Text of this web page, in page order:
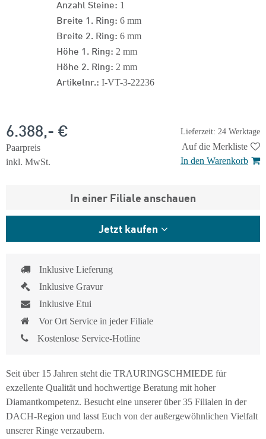
Anzahl Steine: 1
Breite 1. Ring: 6 mm
Breite 2. Ring: 6 mm
Höhe 1. Ring: 2 mm
Höhe 2. Ring: 2 mm
Artikelnr.: I-VT-3-22236
Lieferzeit: 24 Werktage
6.388,- €
Paarpreis
inkl. MwSt.
Auf die Merkliste
In den Warenkorb
In einer Filiale anschauen
Jetzt kaufen
Inklusive Lieferung
Inklusive Gravur
Inklusive Etui
Vor Ort Service in jeder Filiale
Kostenlose Service-Hotline
Seit über 15 Jahren steht die TRAURINGSCHMIEDE für
exzellente Qualität und hochwertige Beratung mit hoher
Diamantkompetenz. Besucht eine unserer über 35 Filialen in der
DACH-Region und lasst Euch von der außergewöhnlichen Vielfalt
unserer Ringe verzaubern.